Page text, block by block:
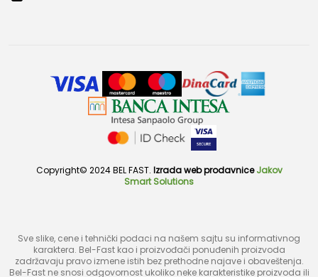
Copyright© 2024 BEL FAST. Izrada web prodavnice Jakov
Smart Solutions
Sve slike, cene i tehnički podaci na našem sajtu su informativnog
karaktera. Bel-Fast kao i proizvođači ponuđenih proizvoda
zadržavaju pravo izmene istih bez prethodne najave i obaveštenja.
Bel-Fast ne snosi odgovornost ukoliko neke karakteristike proizvoda ili